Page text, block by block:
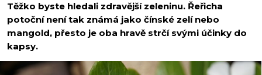
Těžko byste hledali zdravější zeleninu. Řeřicha
potoční není tak známá jako čínské zelí nebo
mangold, přesto je oba hravě strčí svými účinky do
kapsy.